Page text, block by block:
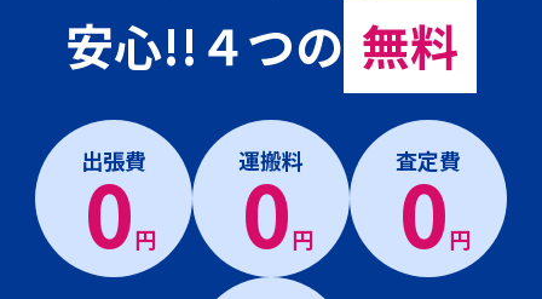
安心!!４つの 無料
出張費
0円
運搬料
0円
査定費
0円